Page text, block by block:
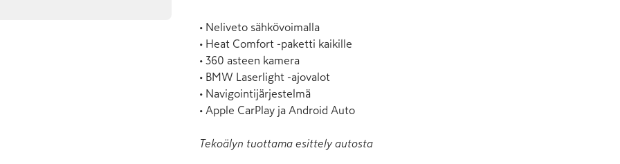
• Neliveto sähkövoimalla
• Heat Comfort -paketti kaikille
• 360 asteen kamera
• BMW Laserlight -ajovalot
• Navigointijärjestelmä
• Apple CarPlay ja Android Auto
Tekoälyn tuottama esittely autosta